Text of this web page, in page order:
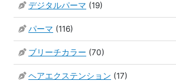
デジタルパーマ (19)
パーマ (116)
ブリーチカラー (70)
ヘアエクステンション (17)